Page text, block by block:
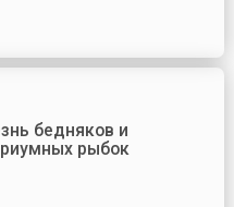
бедняков и
рыбок